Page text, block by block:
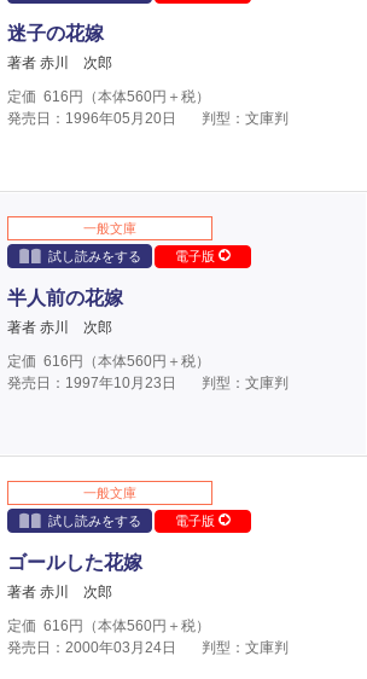
迷子の花嫁
著者 赤川 次郎
定価 616 円（本体560円＋税）
発売日：1996年05月20日
判型：文庫判
一般文庫
試し読みをする
電子版
半人前の花嫁
著者 赤川 次郎
定価 616 円（本体560円＋税）
発売日：1997年10月23日
判型：文庫判
一般文庫
試し読みをする
電子版
ゴールした花嫁
著者 赤川 次郎
定価 616 円（本体560円＋税）
発売日：2000年03月24日
判型：文庫判